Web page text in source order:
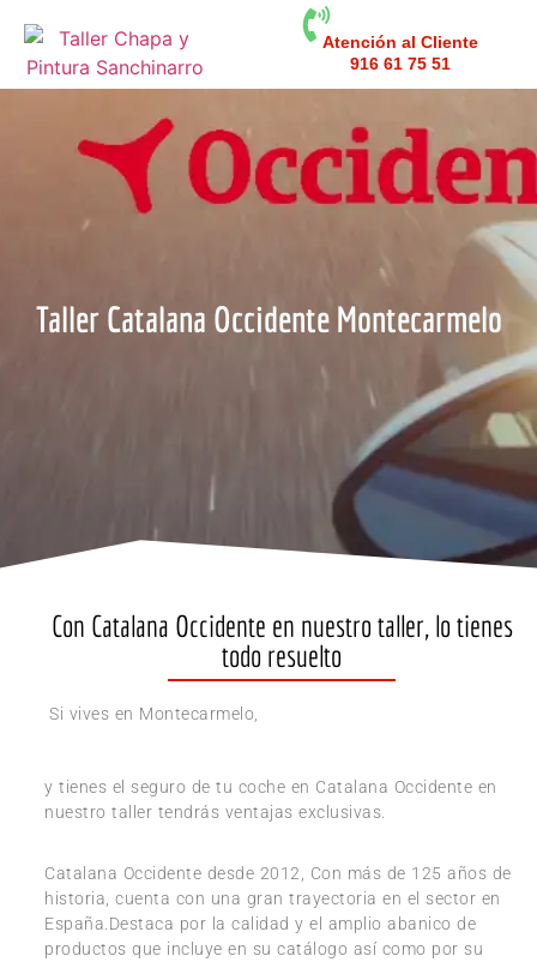
Atención al Cliente
916 61 75 51
Taller Catalana Occidente Montecarmelo
Con Catalana Occidente en nuestro taller, lo tienes
todo resuelto
Si vives en Montecarmelo,
y tienes el seguro de tu coche en Catalana Occidente en
nuestro taller tendrás ventajas exclusivas.
Catalana Occidente desde 2012, Con más de 125 años de
historia, cuenta con una gran trayectoria en el sector en
España.Destaca por la calidad y el amplio abanico de
productos que incluye en su catálogo así como por su